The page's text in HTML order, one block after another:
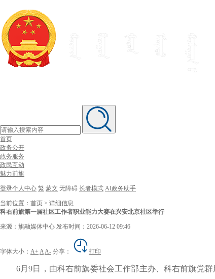
首页
政务公开
政务服务
政民互动
魅力前旗
登录个人中心 繁 蒙文 无障碍 长者模式 AI政务助手
当前位置： 首页 > 详细信息
科右前旗第一届社区工作者职业能力大赛在兴安北京社区举行
来源：旗融媒体中心 发布时间：2026-06-12 09:46
字体大小： A+ AA- 分享： 打印
6月9日，由科右前旗委社会工作部主办、科右前旗党